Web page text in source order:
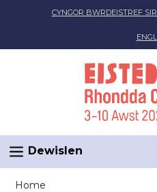
Skip to main content
CYNGOR BWRDEISTREF
Dewislen
Home